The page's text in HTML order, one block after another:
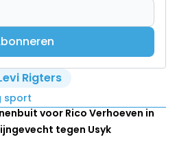
Rigters
sport
voor Rico Verhoeven in
tegen Usyk